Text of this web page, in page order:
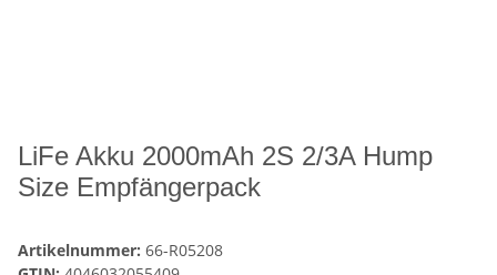
LiFe Akku 2000mAh 2S 2/3A Hump
Size Empfängerpack
Artikelnummer: 66-R05208